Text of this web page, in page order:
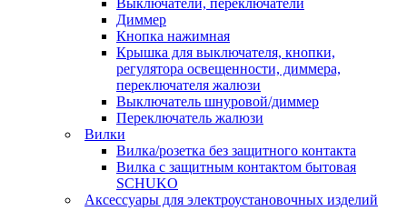
Выключатели, переключатели
Диммер
Кнопка нажимная
Крышка для выключателя, кнопки,
регулятора освещенности, диммера,
переключателя жалюзи
Выключатель шнуровой/диммер
Переключатель жалюзи
Вилки
Вилка/розетка без защитного контакта
Вилка с защитным контактом бытовая
SCHUKO
Аксессуары для электроустановочных изделий